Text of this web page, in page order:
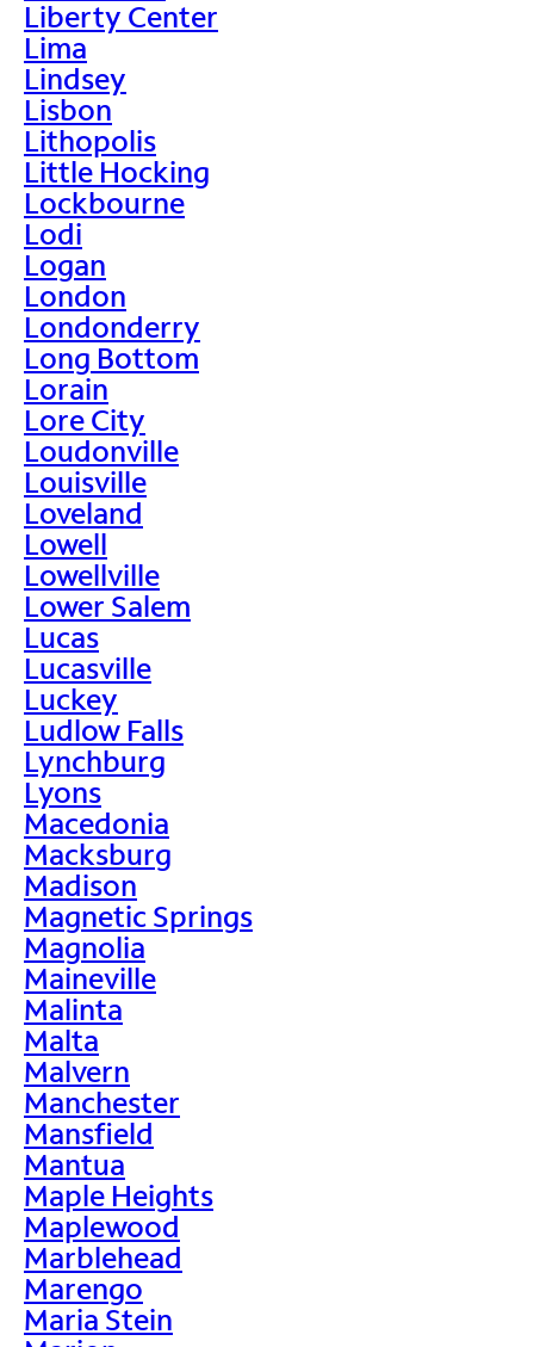
Liberty Center
Lima
Lindsey
Lisbon
Lithopolis
Little Hocking
Lockbourne
Lodi
Logan
London
Londonderry
Long Bottom
Lorain
Lore City
Loudonville
Louisville
Loveland
Lowell
Lowellville
Lower Salem
Lucas
Lucasville
Luckey
Ludlow Falls
Lynchburg
Lyons
Macedonia
Macksburg
Madison
Magnetic Springs
Magnolia
Maineville
Malinta
Malta
Malvern
Manchester
Mansfield
Mantua
Maple Heights
Maplewood
Marblehead
Marengo
Maria Stein